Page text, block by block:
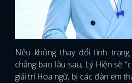
Nếu không thay đổi tình
chẳng bao lâu sau, Lý Hiện sẽ
giải trí Hoa ngữ, bị các đàn em